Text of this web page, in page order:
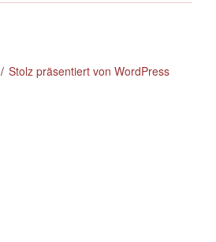
Stolz präsentiert von WordPress